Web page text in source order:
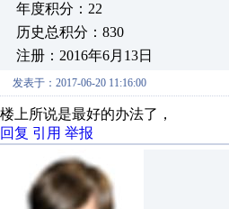
年度积分：22
历史总积分：830
注册：2016年6月13日
发表于：2017-06-20 11:16:00
楼上所说是最好的办法了，
回复 引用 举报